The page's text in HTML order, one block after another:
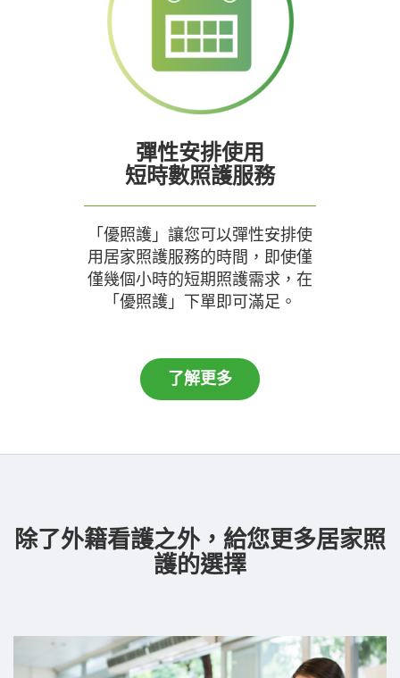
彈性安排使用
短時數照護服務
「優照護」讓您可以彈性安排使
用居家照護服務的時間，即使僅
僅幾個小時的短期照護需求，在
「優照護」下單即可滿足。
了解更多
除了外籍看護之外，給您更多居家照
護的選擇